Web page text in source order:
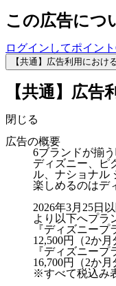
この広告につ
ログインしてポイン
【共通】広告利用におけ
【共通】広
閉じる
広告の概要
6ブランドが揃
ディズニー、ピ
ル、ナショナル
楽しめるのはデ
2026年3月25日
より以下へプラ
『ディズニー
12,500円（2か月
『ディズニー
16,700円（2か月
※すべて税込み